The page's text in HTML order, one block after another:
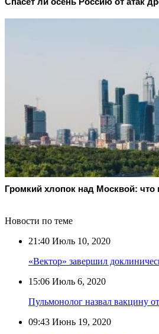
Громкий хлопок над Москвой:
Новости по теме
21:40 Июль 10, 2020
«Вектор» завершил
15:06 Июль 6, 2020
Пульмонолог назвал вакцину
09:43 Июнь 19, 2020